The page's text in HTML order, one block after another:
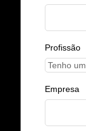
Profissão
Empresa